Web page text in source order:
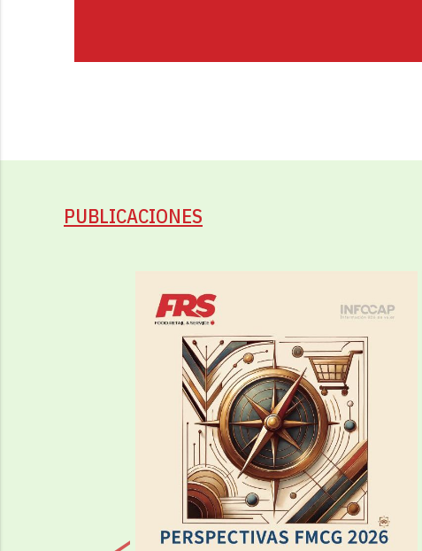
PUBLICACIONES